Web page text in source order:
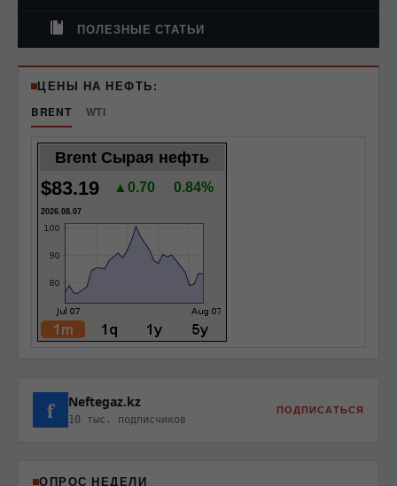
ПОЛЕЗНЫЕ СТАТЬИ
ЦЕНЫ НА НЕФТЬ:
BRENT
WTI
Brent Сырая нефть
$83.19 ▲0.70 0.84%
2026.08.07
f Neftegaz.kz
10 тыс. подписчиков
ПОДПИСАТЬСЯ
ОПРОС НЕДЕЛИ